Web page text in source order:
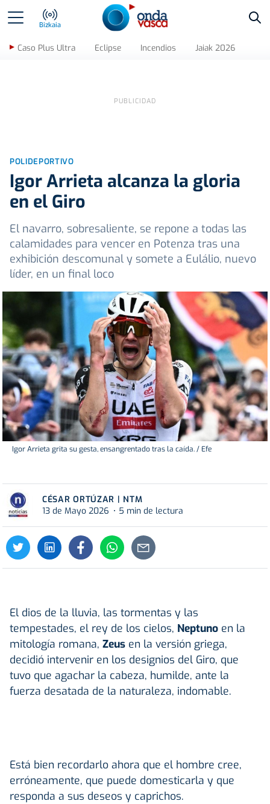
Bizkaia
Caso Plus Ultra Eclipse Incendios Jaiak 2026
POLIDEPORTIVO
Igor Arrieta alcanza la gloria
en el Giro
El navarro, sobresaliente, se repone a todas las
calamidades para vencer en Potenza tras una
exhibición descomunal y somete a Eulálio, nuevo
líder, en un final loco
Igor Arrieta grita su gesta, ensangrentado tras la caída. / Efe
CÉSAR ORTÚZAR | NTM
13 de Mayo 2026
5 min de lectura
El dios de la lluvia, las tormentas y las
tempestades, el rey de los cielos, Neptuno en la
mitología romana, Zeus en la versión griega,
decidió intervenir en los designios del Giro, que
tuvo que agachar la cabeza, humilde, ante la
fuerza desatada de la naturaleza, indomable.
Está bien recordarlo ahora que el hombre cree,
erróneamente, que puede domesticarla y que
responda a sus deseos y caprichos.